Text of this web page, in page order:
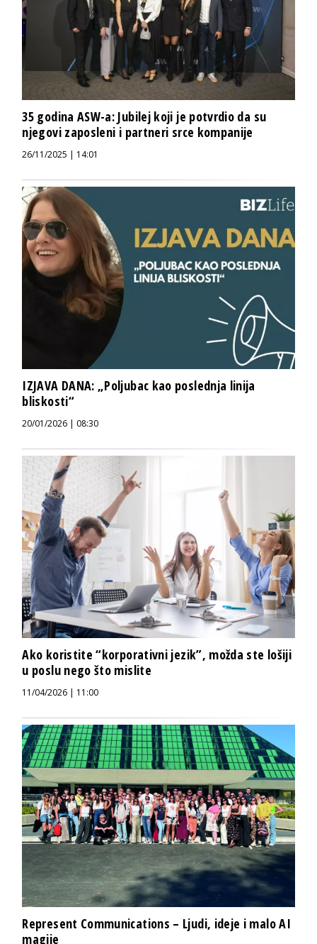
35 godina ASW-a: Jubilej koji je potvrdio da su
njegovi zaposleni i partneri srce kompanije
26/11/2025 | 14:01
IZJAVA DANA: „Poljubac kao poslednja linija
bliskosti“
20/01/2026 | 08:30
Ako koristite “korporativni jezik”, možda ste lošiji
u poslu nego što mislite
11/04/2026 | 11:00
Represent Communications – Ljudi, ideje i malo AI
magije